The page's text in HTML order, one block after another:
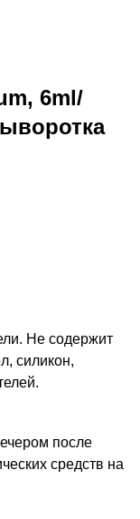
6ml/
Не содержит
силикон,
после
средств на